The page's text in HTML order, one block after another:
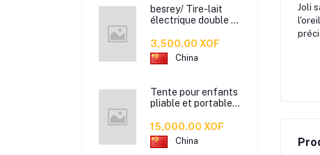
besrey/ Tire-lait
électrique double –
confortable et
pratique !
3,500.00 XOF
China
Tente pour enfants
pliable et portable -
portable children's
tent
15,000.00 XOF
China
Joli